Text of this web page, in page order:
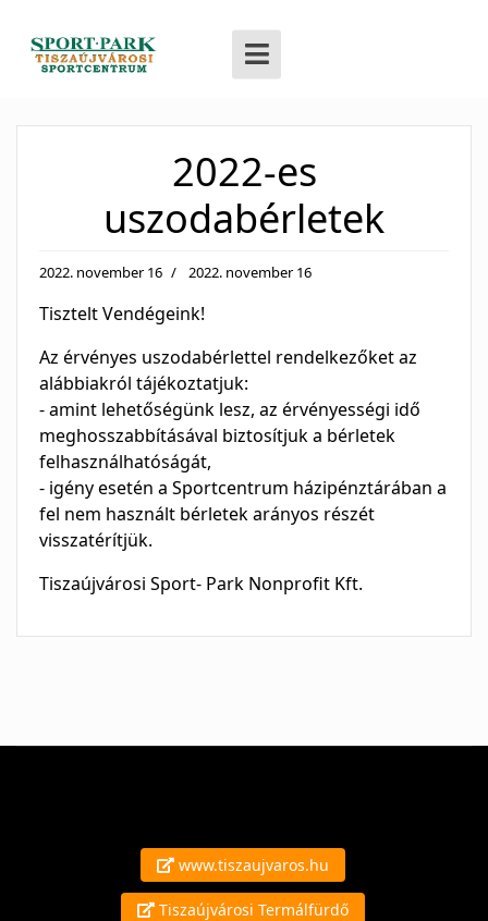
2022-es
uszodabérletek
2022. november 16 2022. november 16
Tisztelt Vendégeink!
Az érvényes uszodabérlettel rendelkezőket az
alábbiakról tájékoztatjuk:
- amint lehetőségünk lesz, az érvényességi idő
meghosszabbításával biztosítjuk a bérletek
felhasználhatóságát,
- igény esetén a Sportcentrum házipénztárában a
fel nem használt bérletek arányos részét
visszatérítjük.
Tiszaújvárosi Sport- Park Nonprofit Kft.
www.tiszaujvaros.hu
Tiszaújvárosi Termálfürdő